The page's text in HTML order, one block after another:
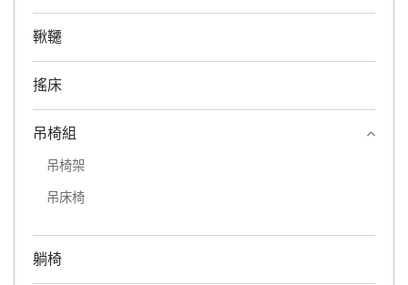
鞦韆
搖床
吊椅組
吊椅架
吊床椅
躺椅